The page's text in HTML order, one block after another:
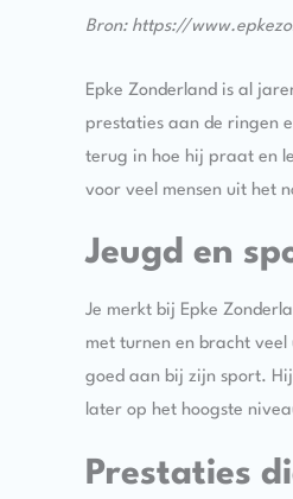
Bron: https://
Epke Zonderland is al
prestaties aan de ringen
terug in hoe hij praat en
voor veel mensen uit het
Jeugd en
Je merkt bij Epke
met turnen en bracht
goed aan bij zijn sport.
later op het hoogste
Prestaties